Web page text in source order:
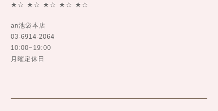
★☆ ★☆ ★☆ ★☆ ★☆
an池袋本店
03-6914-2064
10:00~19:00
月曜定休日